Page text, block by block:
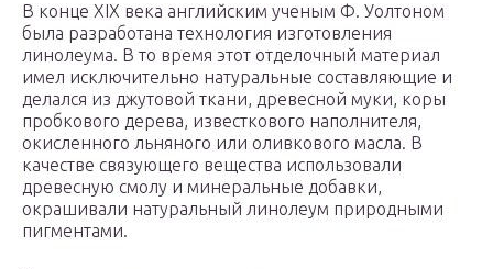
В конце XIX века английским ученым Ф. Уолтоном
была разработана технология изготовления
линолеума. В то время этот отделочный материал
имел исключительно натуральные составляющие и
делался из джутовой ткани, древесной муки, коры
пробкового дерева, известкового наполнителя,
окисленного льняного или оливкового масла. В
качестве связующего вещества использовали
древесную смолу и минеральные добавки,
окрашивали натуральный линолеум природными
пигментами.